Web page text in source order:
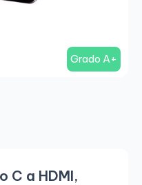
Grado A+
C a HDMI,